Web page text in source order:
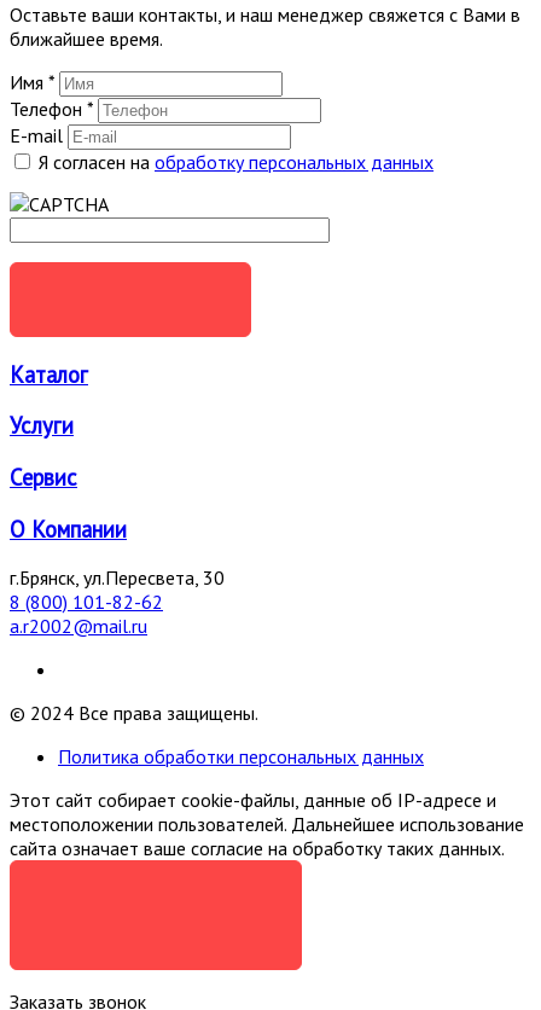
Оставьте ваши контакты, и наш менеджер свяжется с Вами в
ближайшее время.
Имя *
Телефон *
E-mail
Я согласен на обработку персональных данных
Каталог
Услуги
Сервис
О Компании
г.Брянск, ул.Пересвета, 30
8 (800) 101-82-62
a.r2002@mail.ru
© 2024 Все права защищены.
Политика обработки персональных данных
Этот сайт собирает cookie-файлы, данные об IP-адресе и
местоположении пользователей. Дальнейшее использование
сайта означает ваше согласие на обработку таких данных.
Заказать звонок